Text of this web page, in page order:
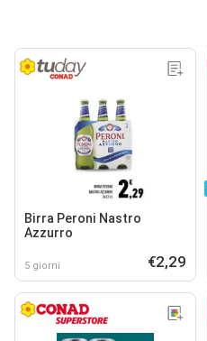
Birra Peroni Nastro
Azzurro
5 giorni €2,29